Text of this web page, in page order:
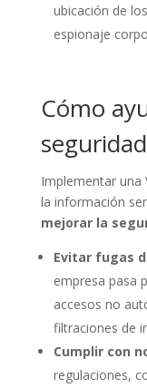
ubicación de
espionaje
Cómo
Implementar una
la información
mejorar la
Evitar fugas
empresa pasa
accesos no
filtraciones de
Cumplir con
regulaciones,